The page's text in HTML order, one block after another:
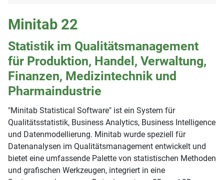
Minitab 22
Statistik im Qualitätsmanagement
für Produktion, Handel, Verwaltung,
Finanzen, Medizintechnik und
Pharmaindustrie
"Minitab Statistical Software" ist ein System für
Qualitätsstatistik, Business Analytics, Business Intelligence
und Datenmodellierung. Minitab wurde speziell für
Datenanalysen im Qualitätsmanagement entwickelt und
bietet eine umfassende Palette von statistischen Methoden
und grafischen Werkzeugen, integriert in eine